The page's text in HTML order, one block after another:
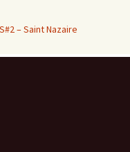
– Saint Nazaire